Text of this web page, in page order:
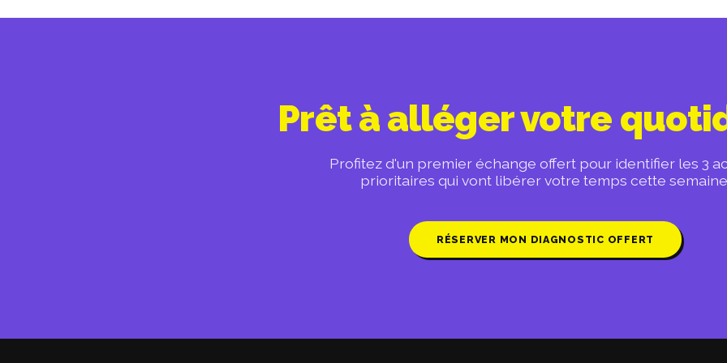
Prêt à alléger votre
Profitez d'un premier échange offert pour identifier les 3
prioritaires qui vont libérer votre temps cette
RÉSERVER MON DIAGNOSTIC OFFERT